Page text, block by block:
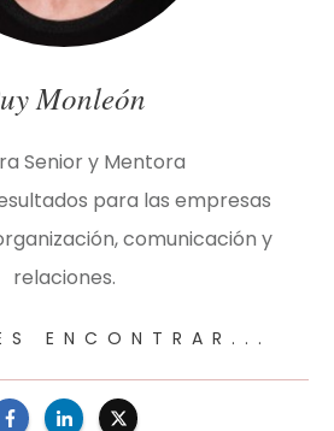
Monleón
Senior y Mentora
para las empresas
comunicación y
relaciones.
ENCONTRAR...